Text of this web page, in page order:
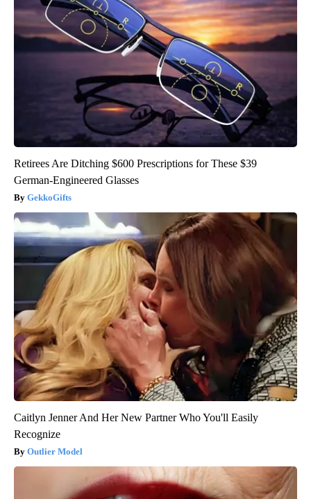
Retirees Are Ditching $600 Prescriptions for These $39
German-Engineered Glasses
GekkoGifts
Caitlyn Jenner And Her New Partner Who You'll Easily
Recognize
Outlier Model